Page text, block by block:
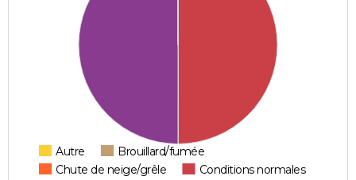
Autre
Brouillard/fumée
Chute de neige/grêle
Conditions normales